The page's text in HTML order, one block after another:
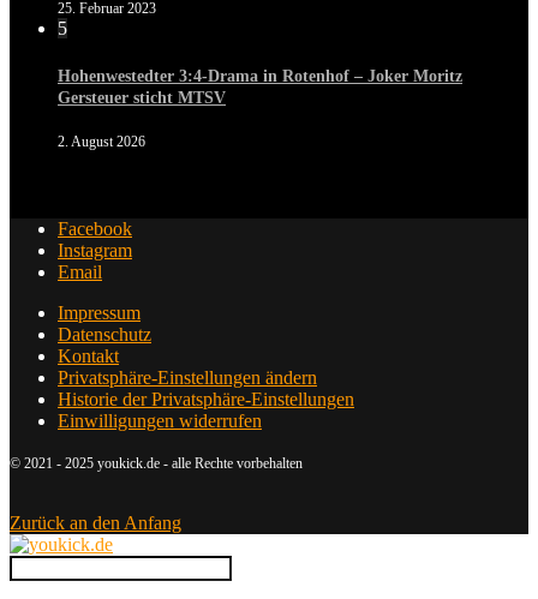
25. Februar 2023
5
Hohenwestedter 3:4-Drama in Rotenhof – Joker Moritz
Gersteuer sticht MTSV
2. August 2026
Facebook
Instagram
Email
Impressum
Datenschutz
Kontakt
Privatsphäre-Einstellungen ändern
Historie der Privatsphäre-Einstellungen
Einwilligungen widerrufen
© 2021 - 2025 youkick.de - alle Rechte vorbehalten
Zurück an den Anfang